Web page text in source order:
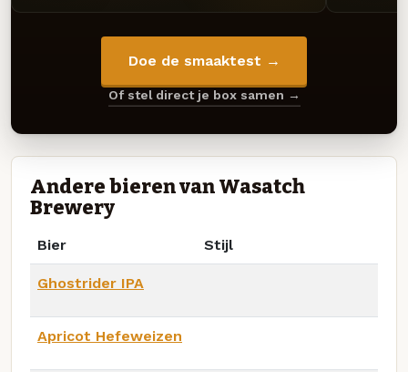
Doe de smaaktest →
Of stel direct je box samen →
Andere bieren van Wasatch
Brewery
Bier Stijl
Ghostrider IPA
Apricot Hefeweizen